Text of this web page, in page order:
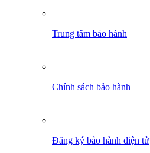
Trung tâm bảo hành
Chính sách bảo hành
Đăng ký bảo hành điện tử